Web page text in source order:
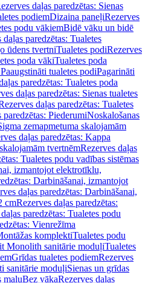
daļas paredzētas: Sienas
podiemDizaina paneļiRezerves
podu vākiemBidē vāku un bidē
daļas paredzētas: Tualetes
ūdens tvertniTualetes podiRezerves
poda vākiTualetes poda
tualetes podiPagarināti
paredzētas: Tualetes poda
daļas paredzētas: Sienas tualetes
daļas paredzētas: Tualetes
paredzētas: PiederumiNoskalošanas
zemapmetuma skalojamām
daļas paredzētas: Kappa
tvertnēmRezerves daļas
Tualetes podu vadības sistēmas
izmantojot elektrotīklu,
Darbināšanai, izmantojot
daļas paredzētas: Darbināšanai,
cmRezerves daļas paredzētas:
paredzētas: Tualetes podu
Vienrežīma
komplektiTualetes podu
Monolith sanitārie moduļiTualetes
Grīdas tualetes podiemRezerves
sanitārie moduļiSienas un grīdas
maluBez vākaRezerves daļas